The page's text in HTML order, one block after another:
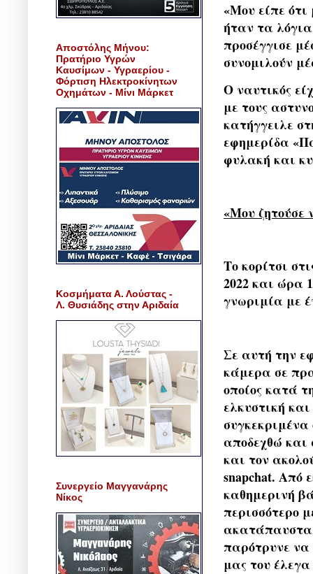
«Μου είπε ότι
ήταν τα λόγια
προσέγγισε
συνομιλούν
Ο ναυτικός
με τους
κατήγγειλε
εφημερίδα
φυλακή και
«Μου
Το κορίτσι
2022 και ώρα
γνωριμία με
Σε αυτή την
κάμερα σε
οποίος κατά
ελκυστική
συγκεκριμένα
αποδεχθώ και
και τον
snapchat. Από
καθημερινή
περισσότερο
ακατάπαυστα
παρότρυνε να
μας του
Αποστόλης Μήνου:
Πρατήριο Υγρών
Καυσίμων - Υγραερίου -
Φόρτιση Ηλεκτροκίνητων
Οχημάτων - Μίνι Μάρκετ
Κοσμήματα Α. Λούστας -
Λ. Θυσιάδης στην Αριδαία
Συνεργείο Μαγγανάρης
Νίκος